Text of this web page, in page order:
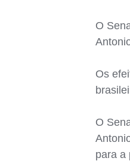
O
Os
O
para a